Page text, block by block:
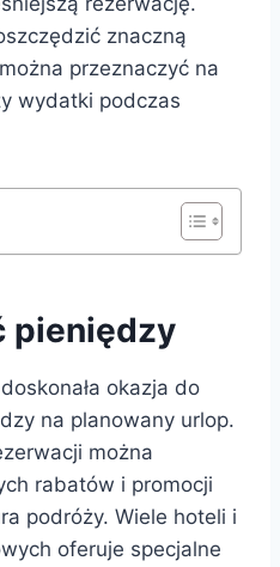
znaczną
przeznaczyć na
wydatki podczas
pieniędzy
okazja do
na planowany urlop.
można
rabatów i promocji
podróży. Wiele hoteli i
oferuje specjalne